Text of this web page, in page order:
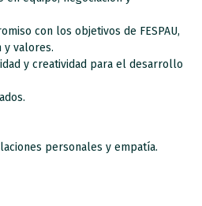
con los objetivos de FESPAU,
y valores.
y creatividad para el desarrollo
personales y empatía.